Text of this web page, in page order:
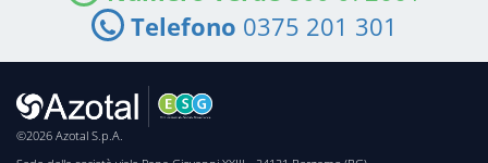
Telefono 0375 201 301
©2026 Azotal S.p.A.